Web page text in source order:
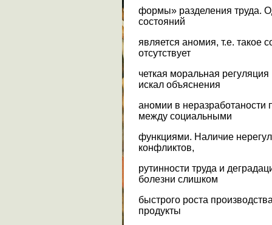
формы» разделения труда.
состояний
является аномия, т.е. такое
отсутствует
четкая моральная
искал объяснения
аномии в
между социальными
функциями. Наличие
конфликтов,
рутинности труда и
болезни слишком
быстрого роста
продукты